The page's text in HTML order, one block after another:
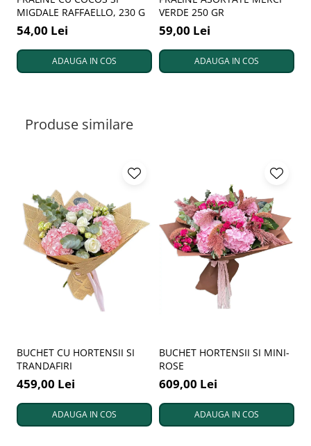
MIGDALE RAFFAELLO, 230 G
54,00 Lei
ADAUGA IN COS
VERDE 250 GR
59,00 Lei
ADAUGA IN COS
Produse similare
BUCHET CU HORTENSII SI
TRANDAFIRI
459,00 Lei
ADAUGA IN COS
BUCHET HORTENSII SI MINI-
ROSE
609,00 Lei
ADAUGA IN COS